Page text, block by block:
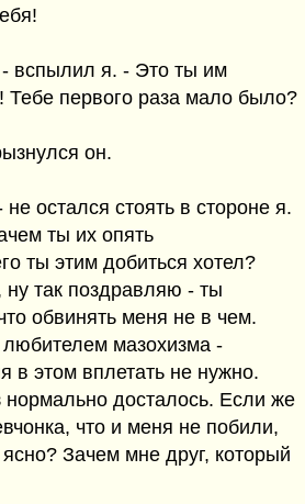
вспылил я. - Это ты им
Тебе первого раза мало было?
он.
остался стоять в стороне я.
ты их опять
ты этим добиться хотел?
так поздравляю - ты
обвинять меня не в чем.
мазохизма -
в этом вплетать не нужно.
досталось. Если же
что и меня не побили,
Зачем мне друг, который